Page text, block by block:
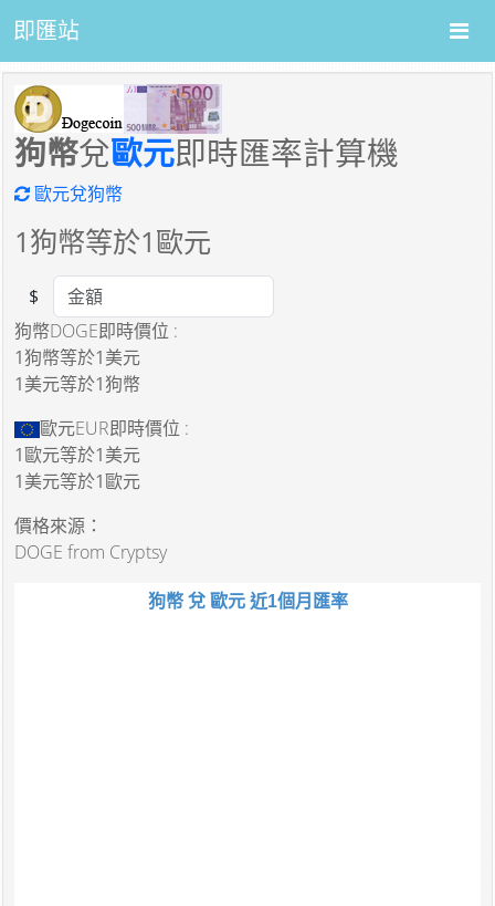
即匯站
狗幣兌歐元即時匯率計算機
歐元兌狗幣
1狗幣等於1歐元
Amount
$
狗幣DOGE即時價位 :
1狗幣等於1美元
1美元等於1狗幣
歐元EUR即時價位 :
1歐元等於1美元
1美元等於1歐元
價格來源：
DOGE from Cryptsy
狗幣 兌 歐元 近1個月匯率